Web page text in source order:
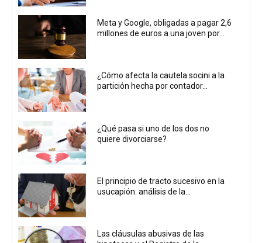
Meta y Google, obligadas a pagar 2,6
millones de euros a una joven por...
¿Cómo afecta la cautela socini a la
partición hecha por contador...
¿Qué pasa si uno de los dos no
quiere divorciarse?
El principio de tracto sucesivo en la
usucapión: análisis de la...
Las cláusulas abusivas de las